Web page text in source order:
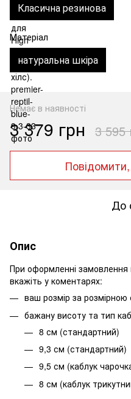
Класична резинова
Матеріал
натуральна шкіра
Немає в наявності
3 379 грн 3 595
До
Опис
При оформленні замовлення
вкажіть у коментарях:
ваш розмір за розмірною
бажану висоту та тип
8 см (стандартний)
9,3 см (стандартний)
9,5 см (каблук
8 см (каблук